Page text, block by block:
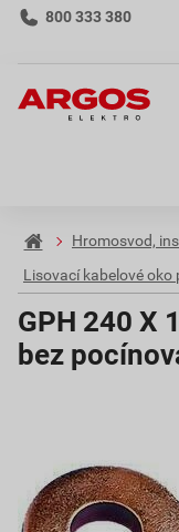
800 333 380
Hromosvod,
Lisovací kabelové oko
GPH 240 X
bez